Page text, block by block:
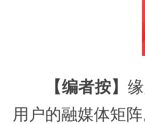
【编者按】
用户的融媒体矩阵